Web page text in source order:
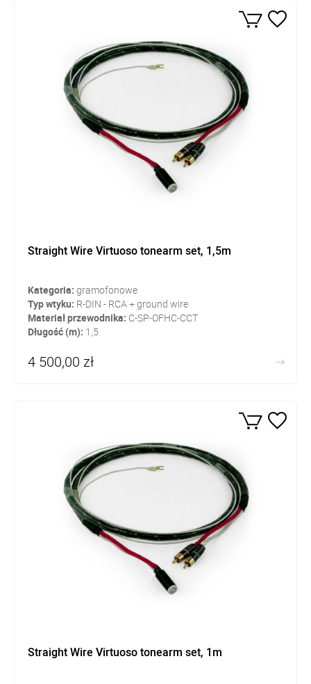
Straight Wire Virtuoso tonearm set, 1,5m
Kategoria: gramofonowe
Typ wtyku: R-DIN - RCA + ground wire
Materiał przewodnika: C-SP-OFHC-CCT
Długość (m): 1,5
4 500,00 zł
Straight Wire Virtuoso tonearm set, 1m